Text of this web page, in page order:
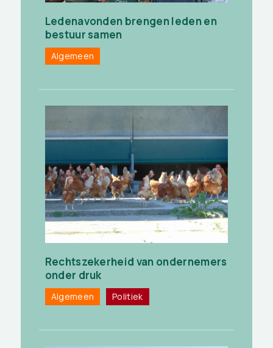
Ledenavonden brengen leden en
bestuur samen
Algemeen
Rechtszekerheid van ondernemers
onder druk
Algemeen Politiek